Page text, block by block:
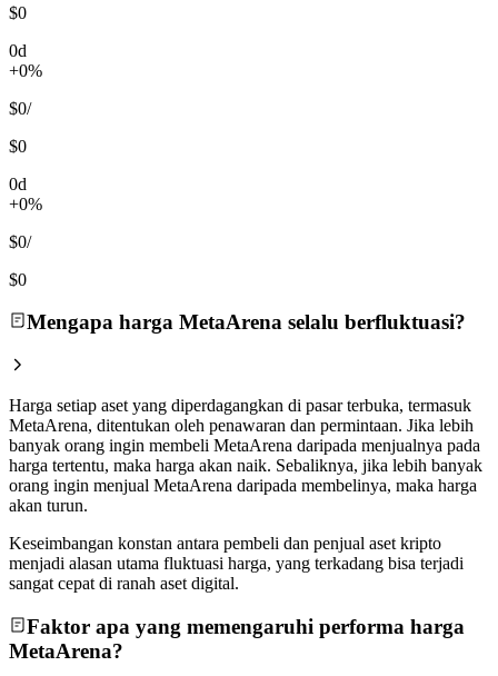
$0
0d
+0%
$0/
$0
0d
+0%
$0/
$0
Mengapa harga MetaArena selalu berfluktuasi?
Harga setiap aset yang diperdagangkan di pasar terbuka, termasuk
MetaArena, ditentukan oleh penawaran dan permintaan. Jika lebih
banyak orang ingin membeli MetaArena daripada menjualnya pada
harga tertentu, maka harga akan naik. Sebaliknya, jika lebih banyak
orang ingin menjual MetaArena daripada membelinya, maka harga
akan turun.
Keseimbangan konstan antara pembeli dan penjual aset kripto
menjadi alasan utama fluktuasi harga, yang terkadang bisa terjadi
sangat cepat di ranah aset digital.
Faktor apa yang memengaruhi performa harga
MetaArena?